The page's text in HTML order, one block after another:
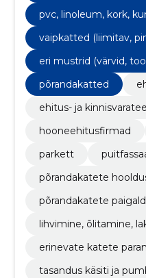
vaipkatted (liimitav,
eri mustrid (värvid,
põrandakatted
ehitus- ja
hooneehitusfirmad
parkett
põrandakatete
põrandakatete
lihvimine, õlitamine,
erinevate katete
tasandus